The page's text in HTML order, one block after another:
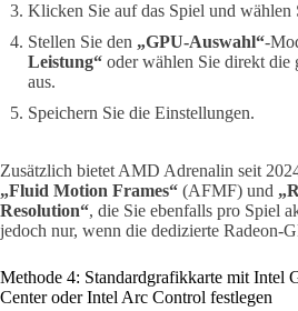
Klicken Sie auf das Spiel und wählen
Stellen Sie den „GPU-Auswahl“-
Leistung“ oder wählen Sie direkt die
aus.
Speichern Sie die Einstellungen.
Zusätzlich bietet AMD Adrenalin seit
„Fluid Motion Frames“ (AFMF) und
Resolution“, die Sie ebenfalls pro Spiel
jedoch nur, wenn die dedizierte Radeon-
Methode 4: Standardgrafikkarte mit Intel
Center oder Intel Arc Control festlegen